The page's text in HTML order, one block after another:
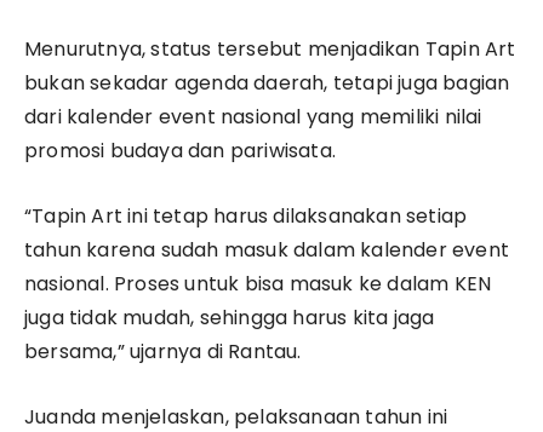
Menurutnya, status tersebut menjadikan Tapin Art
bukan sekadar agenda daerah, tetapi juga bagian
dari kalender event nasional yang memiliki nilai
promosi budaya dan pariwisata.
“Tapin Art ini tetap harus dilaksanakan setiap
tahun karena sudah masuk dalam kalender event
nasional. Proses untuk bisa masuk ke dalam KEN
juga tidak mudah, sehingga harus kita jaga
bersama,” ujarnya di Rantau.
Juanda menjelaskan, pelaksanaan tahun ini